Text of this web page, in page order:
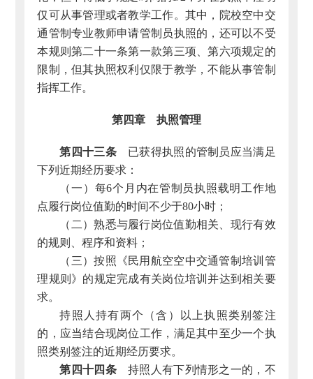
仅可从事管理或者教学工作。其中，院校空中交
通管制专业教师申请管制员执照的，还可以不受
本规则第二十一条第一款第三项、第六项规定的
限制，但其执照权利仅限于教学，不能从事管制
指挥工作。
第四章 执照管理
第四十三条已获得执照的管制员应当满足
下列近期经历要求：
（一）每6个月内在管制员执照载明工作地
点履行岗位值勤的时间不少于80小时；
（二）熟悉与履行岗位值勤相关、现行有效
的规则、程序和资料；
（三）按照《民用航空空中交通管制培训管
理规则》的规定完成有关岗位培训并达到相关要
求。
持照人持有两个（含）以上执照类别签注
的，应当结合现岗位工作，满足其中至少一个执
照类别签注的近期经历要求。
第四十四条持照人有下列情形之一的，不